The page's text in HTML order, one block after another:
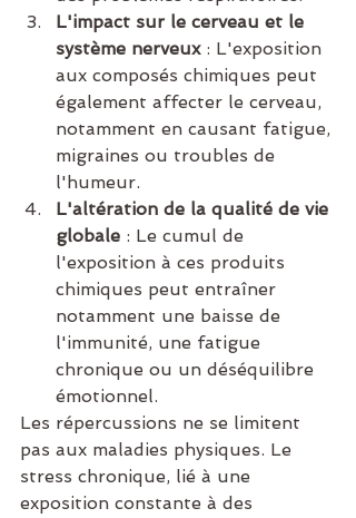
L'impact sur le cerveau et le
système nerveux : L'exposition
aux composés chimiques peut
également affecter le cerveau,
notamment en causant fatigue,
migraines ou troubles de
l'humeur.
L'altération de la qualité de vie
globale : Le cumul de
l'exposition à ces produits
chimiques peut entraîner
notamment une baisse de
l'immunité, une fatigue
chronique ou un déséquilibre
émotionnel.
Les répercussions ne se limitent
pas aux maladies physiques. Le
stress chronique, lié à une
exposition constante à des